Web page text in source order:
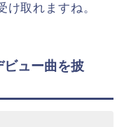
け取れますね。
ビュー曲を披